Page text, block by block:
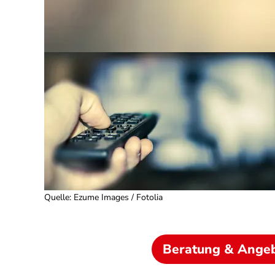
Quelle: Ezume Images / Fotolia
Beratung &